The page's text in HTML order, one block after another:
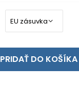
PRIDAŤ DO KOŠÍKA